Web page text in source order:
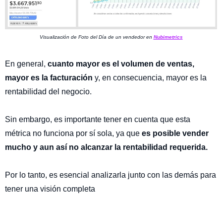
Visualización de Foto del Día de un vendedor en Nubimetrics
En general, cuanto mayor es el volumen de ventas,
mayor es la facturación y, en consecuencia, mayor es la
rentabilidad del negocio.
Sin embargo, es importante tener en cuenta que esta
métrica no funciona por sí sola, ya que es posible vender
mucho y aun así no alcanzar la rentabilidad requerida.
Por lo tanto, es esencial analizarla junto con las demás para
tener una visión completa